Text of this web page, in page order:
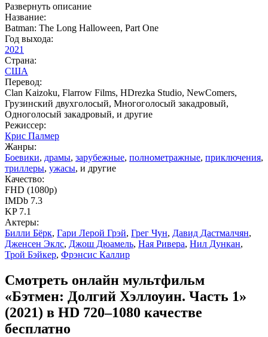
Развернуть описание
Название:
Batman: The Long Halloween, Part One
Год выхода:
2021
Страна:
США
Перевод:
Clan Kaizoku, Flarrow Films, HDrezka Studio, NewComers,
Грузинский двухголосый, Многоголосый закадровый,
Одноголосый закадровый, и другие
Режиссер:
Крис Палмер
Жанры:
Боевики, драмы, зарубежные, полнометражные, приключения,
триллеры, ужасы, и другие
Качество:
FHD (1080p)
IMDb 7.3
KP 7.1
Актеры:
Билли Бёрк, Гари Лерой Грэй, Грег Чун, Давид Дастмалчян,
Дженсен Эклс, Джош Дюамель, Ная Ривера, Нил Дункан,
Трой Бэйкер, Фрэнсис Каллир
Смотреть онлайн мультфильм
«Бэтмен: Долгий Хэллоуин. Часть 1»
(2021) в HD 720–1080 качестве
бесплатно